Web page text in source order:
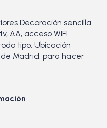
Decoración sencilla
AA, acceso WIFI
tipo. Ubicación
Madrid, para hacer